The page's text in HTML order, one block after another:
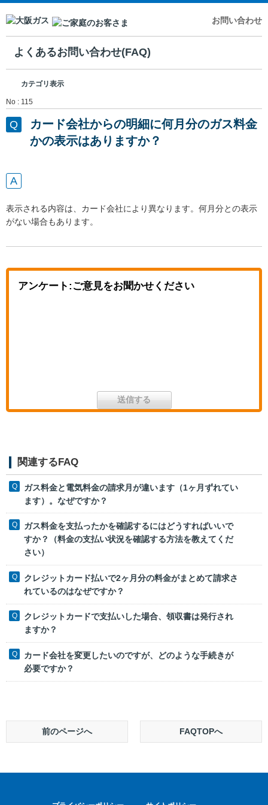
お問い合わせ
よくあるお問い合わせ(FAQ)
カテゴリ表示
No : 115
カード会社からの明細に何月分のガス料金
かの表示はありますか？
表示される内容は、カード会社により異なります。何月分との表示
がない場合もあります。
アンケート:ご意見をお聞かせください
関連するFAQ
ガス料金と電気料金の請求月が違います（1ヶ月ずれてい
ます）。なぜですか？
ガス料金を支払ったかを確認するにはどうすればいいで
すか？（料金の支払い状況を確認する方法を教えてくだ
さい）
クレジットカード払いで2ヶ月分の料金がまとめて請求さ
れているのはなぜですか？
クレジットカードで支払いした場合、領収書は発行され
ますか？
カード会社を変更したいのですが、どのような手続きが
必要ですか？
前のページへ FAQTOPへ